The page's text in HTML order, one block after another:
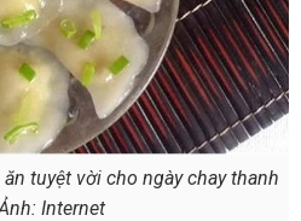
tuyệt vời cho ngày chay thanh
Internet